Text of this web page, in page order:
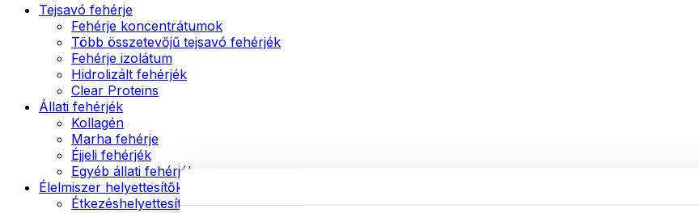
Tejsavó fehérje
Fehérje koncentrátumok
Több összetevőjű tejsavó fehérjék
Fehérje izolátum
Hidrolizált fehérjék
Clear Proteins
Állati fehérjék
Kollagén
Marha fehérje
Éjjeli fehérjék
Egyéb állati fehérjék
Élelmiszer helyettesítők
Étkezéshelyettesítő porok